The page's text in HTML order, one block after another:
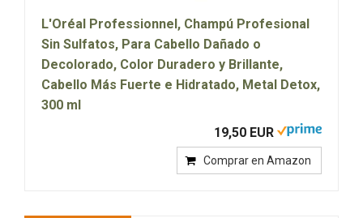
L'Oréal Professionnel, Champú Profesional
Sin Sulfatos, Para Cabello Dañado o
Decolorado, Color Duradero y Brillante,
Cabello Más Fuerte e Hidratado, Metal Detox,
300 ml
19,50 EUR
Comprar en Amazon